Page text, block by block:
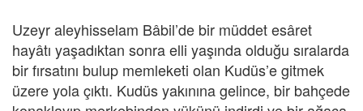
Uzeyr aleyhisselam Bâbil’de bir müddet esâret
hayâtı yaşadıktan sonra elli yaşında olduğu sıralarda
bir fırsatını bulup memleketi olan Kudüs’e gitmek
üzere yola çıktı. Kudüs yakınına gelince, bir bahçede